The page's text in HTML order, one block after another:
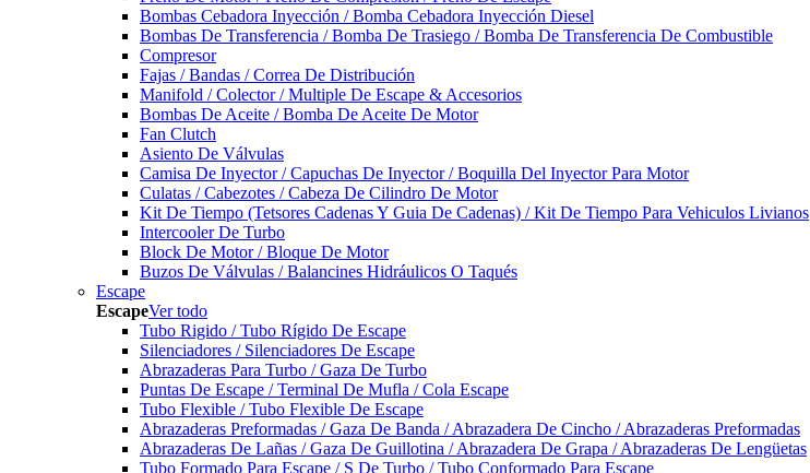
Bombas Cebadora Inyección / Bomba Cebadora Inyección Diesel
Bombas De Transferencia / Bomba De Trasiego / Bomba De Transferencia De Combustible
Compresor
Fajas / Bandas / Correa De Distribución
Manifold / Colector / Multiple De Escape & Accesorios
Bombas De Aceite / Bomba De Aceite De Motor
Fan Clutch
Asiento De Válvulas
Camisa De Inyector / Capuchas De Inyector / Boquilla Del Inyector Para Motor
Culatas / Cabezotes / Cabeza De Cilindro De Motor
Kit De Tiempo (Tetsores Cadenas Y Guia De Cadenas) / Kit De Tiempo Para Vehiculos Livianos
Intercooler De Turbo
Block De Motor / Bloque De Motor
Buzos De Válvulas / Balancines Hidráulicos O Taqués
Escape
EscapeVer todo
Tubo Rigido / Tubo Rígido De Escape
Silenciadores / Silenciadores De Escape
Abrazaderas Para Turbo / Gaza De Turbo
Puntas De Escape / Terminal De Mufla / Cola Escape
Tubo Flexible / Tubo Flexible De Escape
Abrazaderas Preformadas / Gaza De Banda / Abrazadera De Cincho / Abrazaderas Preformadas
Abrazaderas De Lañas / Gaza De Guillotina / Abrazadera De Grapa / Abrazaderas De Lengüetas
Tubo Formado Para Escape / S De Turbo / Tubo Conformado Para Escape